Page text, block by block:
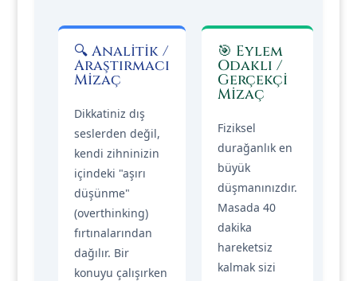
🔍 Analitik /
Araştırmacı
Mizaç
Dikkatiniz dış
seslerden değil,
kendi zihninizin
içindeki "aşırı
düşünme"
(overthinking)
fırtınalarından
dağılır. Bir
konuyu çalışırken
🎯 Eylem
Odaklı /
Gerçekçi
Mizaç
Fiziksel
durağanlık en
büyük
düşmanınızdır.
Masada 40
dakika
hareketsiz
kalmak sizi